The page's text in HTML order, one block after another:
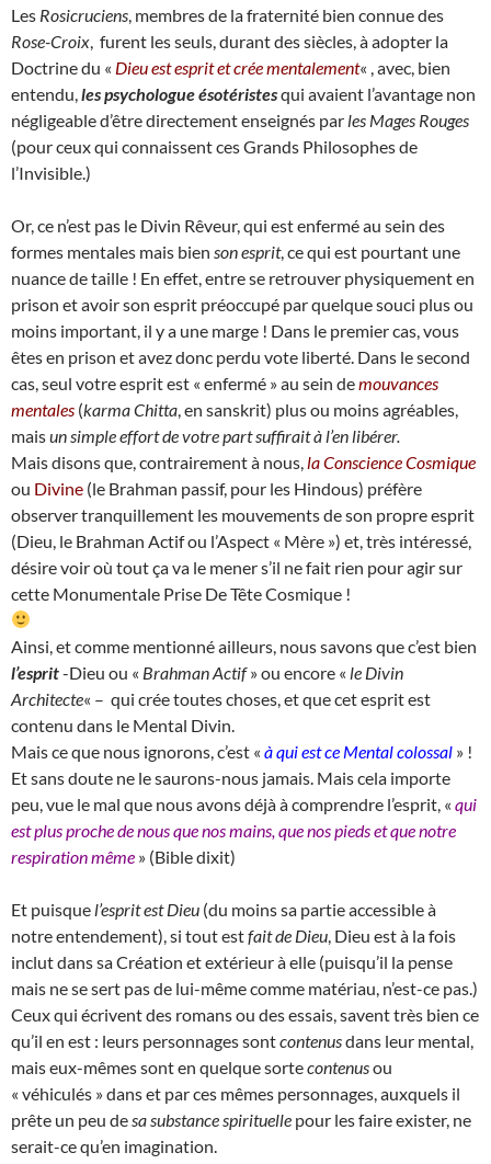
Les Rosicruciens , membres de la fraternité bien connue des
Rose-Croix , furent les seuls, durant des siècles, à adopter la
Doctrine du « Dieu est esprit et crée mentalement« , avec, bien
entendu, les psychologue ésotéristesqui avaient l’avantage non
négligeable d’être directement enseignés par les Mages Rouges
(pour ceux qui connaissent ces Grands Philosophes de
l’Invisible.)
Or, ce n’est pas le Divin Rêveur, qui est enfermé au sein des
formes mentales mais bien son esprit, ce qui est pourtant une
nuance de taille ! En effet, entre se retrouver physiquement en
prison et avoir son esprit préoccupé par quelque souci plus ou
moins important, il y a une marge ! Dans le premier cas, vous
êtes en prison et avez donc perdu vote liberté. Dans le second
cas, seul votre esprit est « enfermé » au sein demouvances
mentales (karma Chitta , en sanskrit) plus ou moins agréables,
maisun simple effort de votre part suffirait à l’en libérer.
Mais disons que, contrairement à nous, la Conscience Cosmique
ou Divine (le Brahman passif, pour les Hindous) préfère
observer tranquillement les mouvements de son propre esprit
(Dieu, le Brahman Actif ou l’Aspect « Mère ») et, très intéressé,
désire voir où tout ça va le mener s’il ne fait rien pour agir sur
cette Monumentale Prise De Tête Cosmique !
Ainsi, et comme mentionné ailleurs, nous savons que c’est bien
l’esprit-Dieu ou « Brahman Actif» ou encore « le Divin
Architecte« – qui crée toutes choses, et que cet esprit est
contenu dans le Mental Divin.
Mais ce que nous ignorons, c’est « à qui est ce Mental colossal » !
Et sans doute ne le saurons-nous jamais. Mais cela importe
peu, vue le mal que nous avons déjà à comprendre l’esprit, « qui
est plus proche de nous que nos mains, que nos pieds et que notre
respiration même » (Bible dixit)
Et puisque l’esprit est Dieu (du moins sa partie accessible à
notre entendement), si tout estfait de Dieu , Dieu est à la fois
inclut dans sa Création et extérieur à elle (puisqu’il la pense
mais ne se sert pas de lui-même comme matériau, n’est-ce pas.)
Ceux qui écrivent des romans ou des essais, savent très bien ce
qu’il en est : leurs personnages sontcontenusdans leur mental,
mais eux-mêmes sont en quelque sortecontenusou
« véhiculés » dans et par ces mêmes personnages, auxquels il
prête un peu de sa substance spirituelle pour les faire exister, ne
serait-ce qu’en imagination.